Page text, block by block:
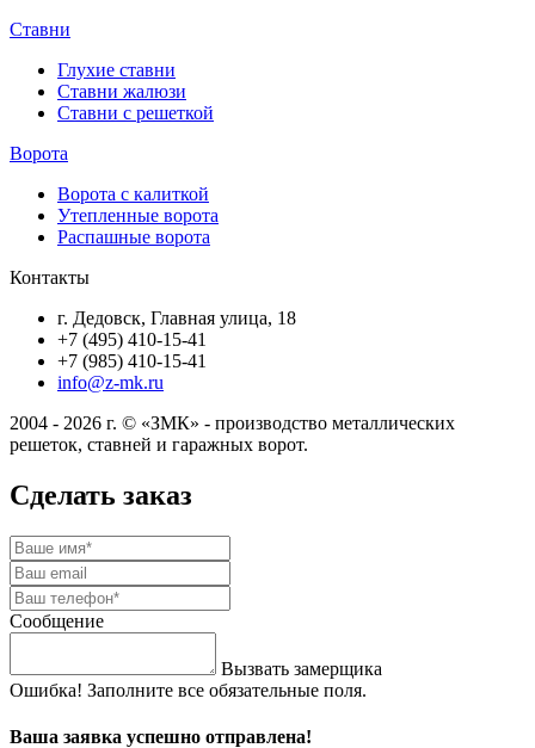
Ставни
Глухие ставни
Ставни жалюзи
Ставни с решеткой
Ворота
Ворота с калиткой
Утепленные ворота
Распашные ворота
Контакты
г. Дедовск, Главная улица, 18
+7 (495) 410-15-41
+7 (985) 410-15-41
info@z-mk.ru
2004 - 2026 г. © «ЗМК» - производство металлических
решеток, ставней и гаражных ворот.
Сделать заказ
Сообщение
Вызвать замерщика
Ошибка! Заполните все обязательные поля.
Ваша заявка успешно отправлена!